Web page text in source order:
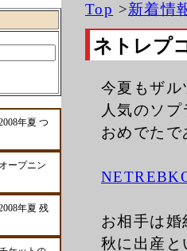
Top >新着情
ネトレプ
今夏もザル
人気のソ
おめでた
お相手は
秋に出産と
年夏 つ
ープニン
年夏 残